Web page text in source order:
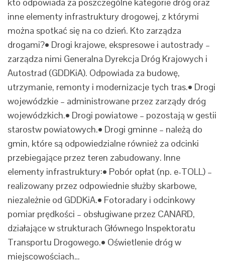
inne elementy infrastruktury drogowej, z którymi
można spotkać się na co dzień. Kto zarządza
drogami?• Drogi krajowe, ekspresowe i autostrady –
zarządza nimi Generalna Dyrekcja Dróg Krajowych i
Autostrad (GDDKiA). Odpowiada za budowę,
utrzymanie, remonty i modernizacje tych tras.• Drogi
wojewódzkie – administrowane przez zarządy dróg
wojewódzkich.• Drogi powiatowe – pozostają w gestii
starostw powiatowych.• Drogi gminne – należą do
gmin, które są odpowiedzialne również za odcinki
przebiegające przez teren zabudowany. Inne
elementy infrastruktury:• Pobór opłat (np. e-TOLL) –
realizowany przez odpowiednie służby skarbowe,
niezależnie od GDDKiA.• Fotoradary i odcinkowy
pomiar prędkości – obsługiwane przez CANARD,
działające w strukturach Głównego Inspektoratu
Transportu Drogowego.• Oświetlenie dróg w
miejscowościach…